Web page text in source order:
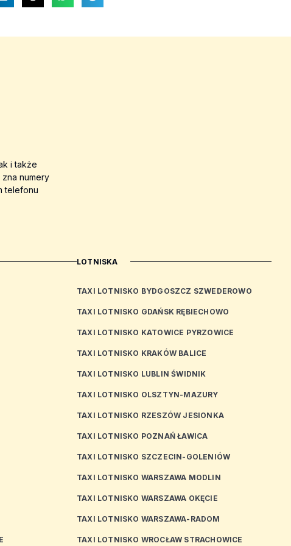
i także
numery
telefonu
LOTNISKA
TAXI LOTNISKO BYDGOSZCZ SZWEDEROWO
TAXI LOTNISKO GDAŃSK RĘBIECHOWO
TAXI LOTNISKO KATOWICE PYRZOWICE
TAXI LOTNISKO KRAKÓW BALICE
TAXI LOTNISKO LUBLIN ŚWIDNIK
TAXI LOTNISKO OLSZTYN-MAZURY
TAXI LOTNISKO RZESZÓW JESIONKA
TAXI LOTNISKO POZNAŃ ŁAWICA
TAXI LOTNISKO SZCZECIN-GOLENIÓW
TAXI LOTNISKO WARSZAWA MODLIN
TAXI LOTNISKO WARSZAWA OKĘCIE
TAXI LOTNISKO WARSZAWA-RADOM
TAXI LOTNISKO WROCŁAW STRACHOWICE